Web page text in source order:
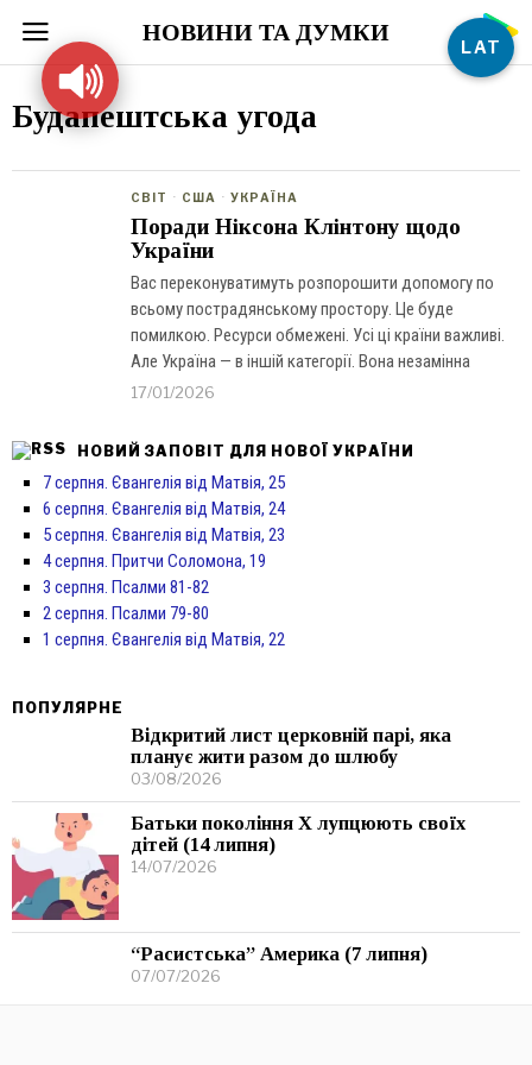
НОВИНИ ТА ДУМКИ
Будапештська угода
СВІТ · США · УКРАЇНА
Поради Ніксона Клінтону щодо
України
Вас переконуватимуть розпорошити допомогу по
всьому пострадянському простору. Це буде
помилкою. Ресурси обмежені. Усі ці країни важливі.
Але Україна — в іншій категорії. Вона незамінна
17/01/2026
НОВИЙ ЗАПОВІТ ДЛЯ НОВОЇ УКРАЇНИ
7 серпня. Євангелія від Матвія, 25
6 серпня. Євангелія від Матвія, 24
5 серпня. Євангелія від Матвія, 23
4 серпня. Притчи Соломона, 19
3 серпня. Псалми 81-82
2 серпня. Псалми 79-80
1 серпня. Євангелія від Матвія, 22
ПОПУЛЯРНЕ
Відкритий лист церковній парі, яка
планує жити разом до шлюбу
03/08/2026
Батьки покоління Х лупцюють своїх
дітей (14 липня)
14/07/2026
“Расистська” Америка (7 липня)
07/07/2026
LAT